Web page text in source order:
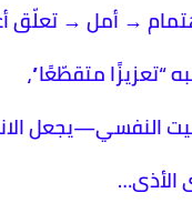
→ أمل →
“تعزيزًا متقطّعًا”،
النفسي—يجعل
الأذى…